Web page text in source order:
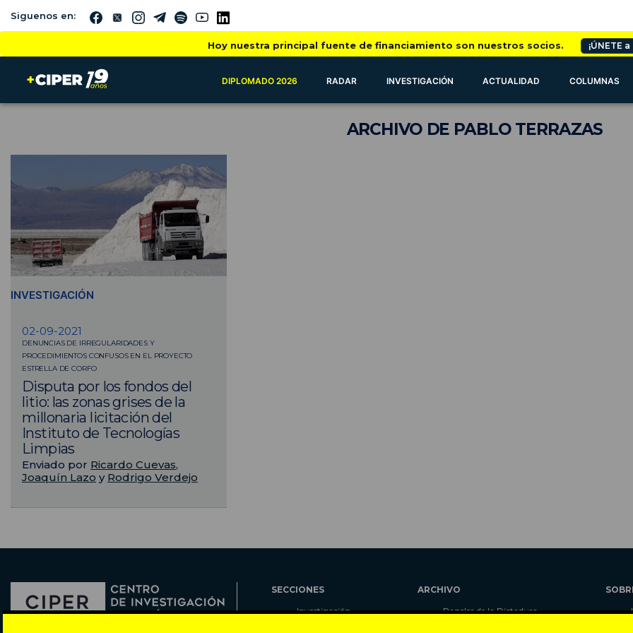
Siguenos en:
Hoy nuestra principal fuente de financiamiento son nuestros socios. ¡ÚNETE
DIPLOMADO 2026 RADAR INVESTIGACIÓN ACTUALIDAD COLUMNAS
ARCHIVODE PABLO TERRAZAS
INVESTIGACIÓN
02-09-2021
DENUNCIAS DE IRREGULARIDADES Y
PROCEDIMIENTOS CONFUSOS EN EL PROYECTO
ESTRELLA DE CORFO
Disputa por los fondos del
litio: las zonas grises de la
millonaria licitación del
Instituto de Tecnologías
Limpias
Enviado por Ricardo Cuevas,
Joaquín Lazo y Rodrigo Verdejo
SECCIONES
Investigación
ARCHIVO
Papeles de la Dictadura